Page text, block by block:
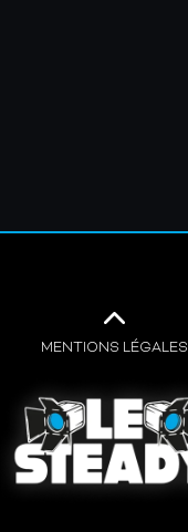
MENTIONS LÉGALES